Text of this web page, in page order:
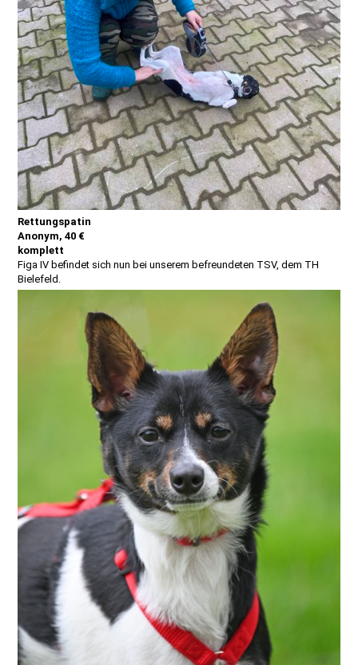
Rettungspatin
Anonym, 40 €
komplett
Figa IV befindet sich nun bei unserem befreundeten TSV, dem TH
Bielefeld.